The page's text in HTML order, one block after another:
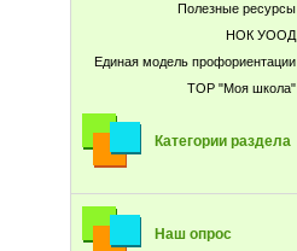
Полезные ресурсы
НОК УООД
Единая модель профориентации
ТОР "Моя школа"
Категории раздела
Наш опрос